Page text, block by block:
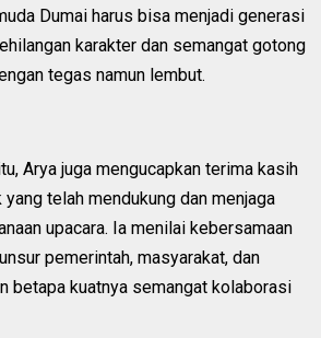
Dumai harus bisa menjadi generasi
karakter dan semangat gotong
tegas namun lembut.
Arya juga mengucapkan terima kasih
telah mendukung dan menjaga
upacara. Ia menilai kebersamaan
pemerintah, masyarakat, dan
betapa kuatnya semangat kolaborasi